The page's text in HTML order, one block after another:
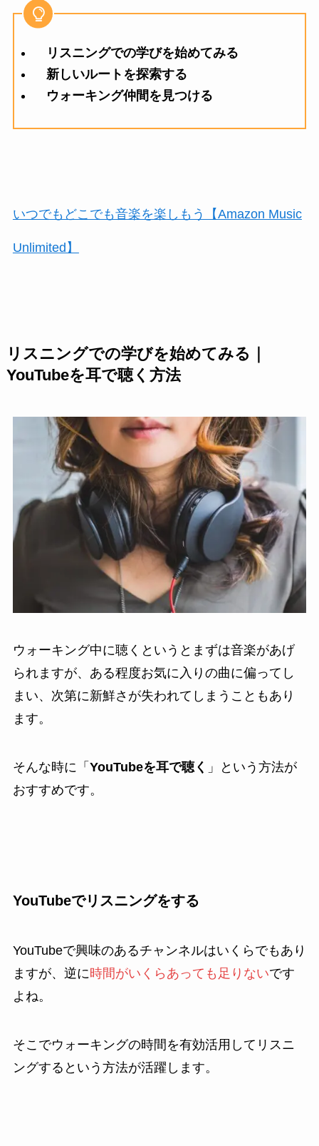
リスニングでの学びを始めてみる
新しいルートを探索する
ウォーキング仲間を見つける
いつでもどこでも音楽を楽しもう【Amazon Music
Unlimited】
リスニングでの学びを始めてみる｜
YouTubeを耳で聴く方法
ウォーキング中に聴くというとまずは音楽があげ
られますが、ある程度お気に入りの曲に偏ってし
まい、次第に新鮮さが失われてしまうこともあり
ます。
そんな時に「 YouTubeを耳で聴く 」という方法が
おすすめです。
YouTubeでリスニングをする
YouTubeで興味のあるチャンネルはいくらでもあり
ますが、逆に時間がいくらあっても足りないです
よね。
そこでウォーキングの時間を有効活用してリスニ
ングするという方法が活躍します。